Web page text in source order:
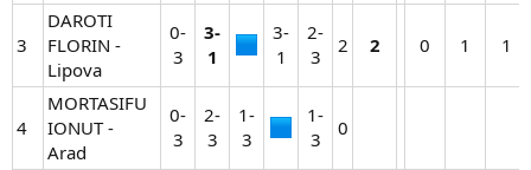
3
DAROTI
FLORIN -
Lipova
0-
3​
3-
1
3-
1​
2-
3​
2​ 2 0​ 1​ 1​
4
MORTASIFU
IONUT -
Arad
0-
3​
2-
3​
1-
3​
1-
3​
0​